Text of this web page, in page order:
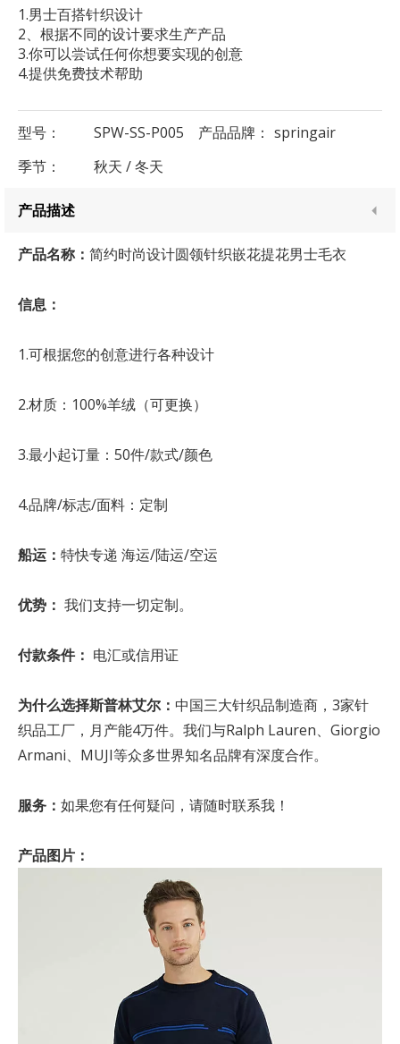
1.男士百搭针织设计
2、根据不同的设计要求生产产品
3.你可以尝试任何你想要实现的创意
4.提供免费技术帮助
型号： SPW-SS-P005 产品品牌： springair
季节：
秋天 / 冬天
产品描述
产品名称： 简约时尚设计圆领针织嵌花提花男士毛衣
信息：
1.可根据您的创意进行各种设计
2.材质：100%羊绒（可更换）
3.最小起订量：50件/款式/颜色
4.品牌/标志/面料：定制
船运： 特快专递 海运/陆运/空运
优势： 我们支持一切定制。
付款条件： 电汇或信用证
为什么选择斯普林艾尔： 中国三大针织品制造商，3家针
织品工厂，月产能4万件。我们与Ralph Lauren、Giorgio
Armani、MUJI等众多世界知名品牌有深度合作。
服务： 如果您有任何疑问，请随时联系我！
产品图片：